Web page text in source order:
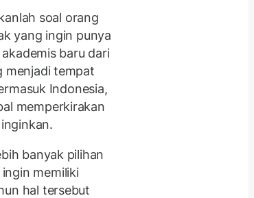
soal orang
yang ingin punya
baru dari
menjadi tempat
Indonesia,
memperkirakan
banyak pilihan
memiliki
hal tersebut